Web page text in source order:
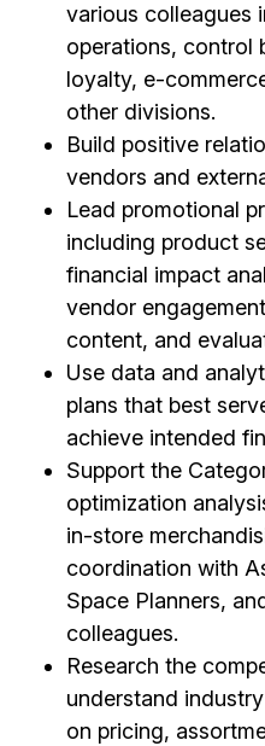
various colleagues
operations, control
loyalty, e-
other divisions.
Build positive
vendors and
Lead promotional
including product
financial impact
vendor
content, and
Use data and
plans that best
achieve intended
Support the
optimization
in-store
coordination with
Space Planners,
colleagues.
Research the
understand
on pricing,